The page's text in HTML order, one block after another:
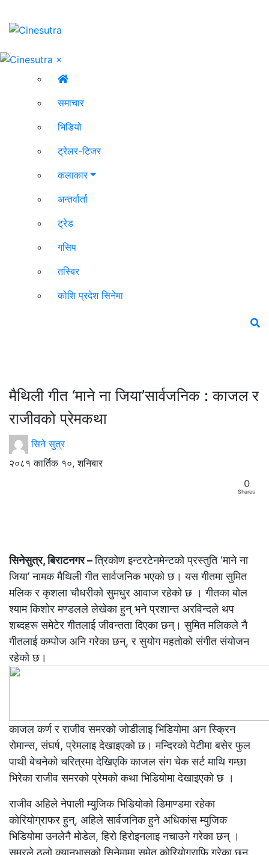
×
समाचार
भिडियो
ट्रेलर-टिजर
कलाकार
अन्तर्वार्ता
ट्रेड
गसिप
तस्बिर
कोशि प्रदेश सिनेमा
मैथिली गीत ‘माने ना जिया’सार्वजनिक : काजल र
राजीवको प्रेमकथा
सिने सुत्र
२०८१ कार्तिक १०, शनिबार
0
Shares
सिनेसुत्र, बिराटनगर –त्रिकोण इन्टरटेनमेन्टको प्रस्तुति ‘माने ना
जिया’ नामक मैथिली गीत सार्वजनिक भएको छ। यस गीतमा सुमित
मलिक र कृशला चौधरीको सुमधुर आवाज रहेको छ । गीतका बोल
श्याम किशोर मण्डलले लेखेका हुन् भने प्रशान्त अरविन्दले थप
शब्दहरू समेटेर गीतलाई जीवन्तता दिएका छन्। सुमित मलिकले नै
गीतलाई कम्पोज अनि गरेका छन्, र सुयोग महतोको संगीत संयोजन
रहेको छ।
काजल कर्ण र राजीव समरको जोडीलाइ भिडियोमा अन स्क्रिन
रोमान्स, संघर्ष, प्रेमलाइ देखाइएको छ। मन्दिरको पेटीमा बसेर फुल
पाथी बेचनेको चरित्रमा देखिएकि काजल संग चेक सर्ट माथि गम्छा
भिरेका राजीव समरको प्रेमको कथा भिडियोमा देखाइएको छ ।
राजीव अहिले नेपाली म्युजिक भिडियोको डिमाण्डमा रहेका
कोरियोग्राफर हुन्, अहिले सार्वजनिक हुने अधिकांस म्युजिक
भिडियोमा उनलेनै मोडेल, हिरो हिरोइनलाइ नचाउने गरेका छन् ।
समरले ठुलो क्यानभासको सिनेमामा समेत कोरियोग्राफि गरेका छन्